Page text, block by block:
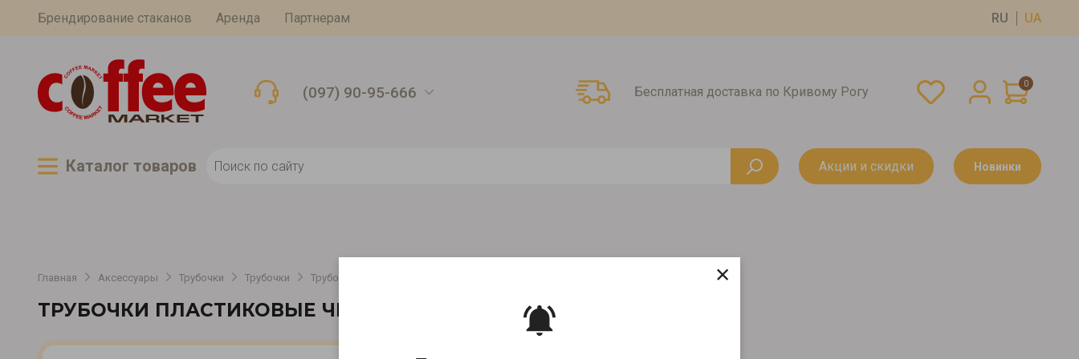
×
Брендирование стаканов Аренда Партнерам RU UA
(097) 90-95-666 Бесплатная доставка по Кривому Рогу
0
Каталог товаров Акции и скидки Новинки
Главная Аксессуары Трубочки Трубочки Трубочки пластиковые черные 200шт
ТРУБОЧКИ ПЛАСТИКОВЫЕ ЧЕРНЫЕ 200ШТ